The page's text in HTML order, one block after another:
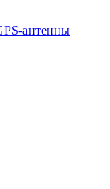
антенны